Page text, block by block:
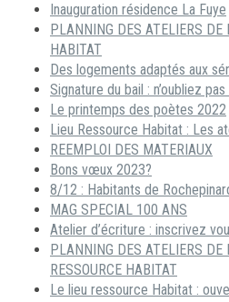
Inauguration résidence La Fuye
PLANNING DES ATELIERS DE
HABITAT
Des logements adaptés aux
Signature du bail : n’oubliez pas
Le printemps des poètes 2022
Lieu Ressource Habitat : Les
REEMPLOI DES MATERIAUX
Bons vœux 2023?
8/12 : Habitants de
MAG SPECIAL 100 ANS
Atelier d’écriture : inscrivez
PLANNING DES ATELIERS DE
RESSOURCE HABITAT
Le lieu ressource Habitat :